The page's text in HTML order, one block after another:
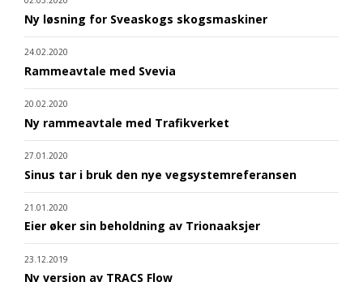
Ny løsning for Sveaskogs skogsmaskiner
24.02.2020
Rammeavtale med Svevia
20.02.2020
Ny rammeavtale med Trafikverket
27.01.2020
Sinus tar i bruk den nye vegsystemreferansen
21.01.2020
Eier øker sin beholdning av Trionaaksjer
23.12.2019
Ny versjon av TRACS Flow